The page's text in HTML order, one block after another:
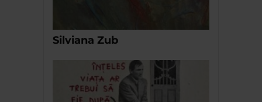
Silviana Zub